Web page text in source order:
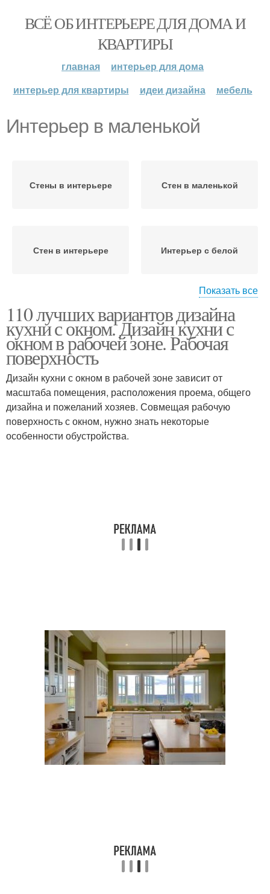
ВСЁ ОБ ИНТЕРЬЕРЕ ДЛЯ ДОМА И
КВАРТИРЫ
главная
интерьер для дома
интерьер для квартиры
идеи дизайна мебель
Интерьер в маленькой
Стены в интерьере Стен в маленькой
Стен в интерьере Интерьер с белой
Мебель в интерьере Цветы в интерьере
Прямоугольная
маленькая
Стили для маленькой
Показать все
110 лучших вариантов дизайна
кухни с окном. Дизайн кухни с
окном в рабочей зоне. Рабочая
поверхность
Дизайн кухни с окном в рабочей зоне зависит от
масштаба помещения, расположения проема, общего
дизайна и пожеланий хозяев. Совмещая рабочую
поверхность с окном, нужно знать некоторые
особенности обустройства.